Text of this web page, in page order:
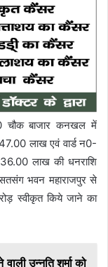
30 चौक बाजार कनखल में
47.00 लाख एवं वार्ड न0-
36.00 लाख की धनराशि
भवन महाराजपुर से
स्वीकृत किये जाने का
उन्नति शर्मा को